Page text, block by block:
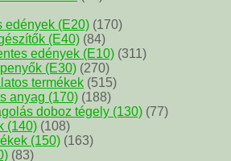
edények (E20) (170)
(E40) (84)
edények (E10) (311)
(E30) (270)
termékek (515)
anyag (170) (188)
doboz tégely (130) (77)
(140) (108)
(150) (163)
(83)